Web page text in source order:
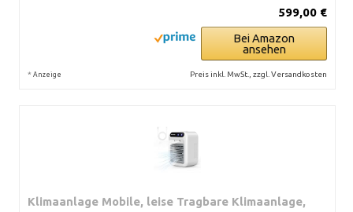
599,00 €
Bei Amazon
ansehen
* Anzeige Preis inkl. MwSt., zzgl. Versandkosten
Klimaanlage Mobile, leise Tragbare Klimaanlage,